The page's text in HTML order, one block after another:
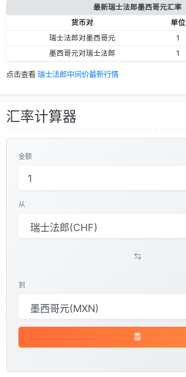
最新瑞士法郎墨西哥元汇率
货币对
单位
瑞士法郎对墨西哥元
1
墨西哥元对瑞士法郎
1
点击查看 瑞士法郎中间价最新行情
汇率计算器
金额
从
到